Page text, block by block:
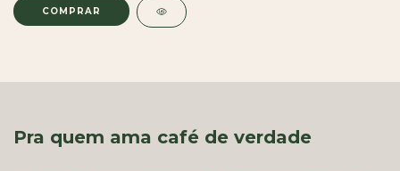
Pra quem ama café de verdade